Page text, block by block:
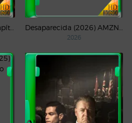
2026